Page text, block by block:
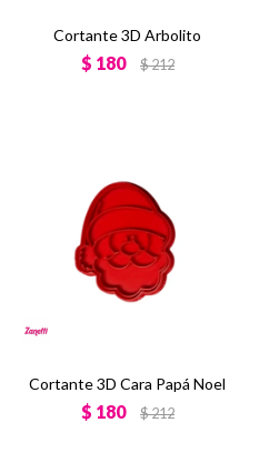
Cortante 3D Arbolito
$ 180 $212
Cortante 3D Cara Papá Noel
$ 180 $212